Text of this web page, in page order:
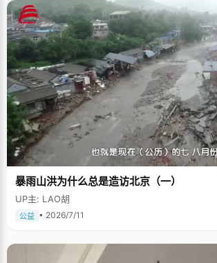
暴雨山洪为什么总是造访北京（一）
UP主: LAO胡
公益 • 2026/7/11